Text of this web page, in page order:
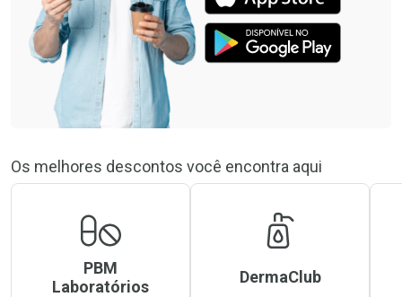
Os melhores descontos você encontra aqui
PBM
Laboratórios
DermaClub